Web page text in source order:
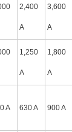
2,400
A
3,600
A
1,250
A
1,800
A
A 630 A 900 A